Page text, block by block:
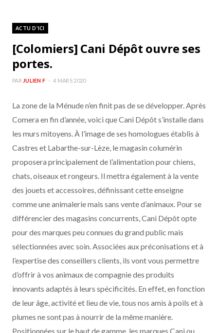
ACTU D'ICI
[Colomiers] Cani Dépôt ouvre ses
portes.
PAR JULIEN F 4 MARS 2020
La zone de la Ménude n’en finit pas de se développer. Après
Comera en fin d’année, voici que Cani Dépôt s’installe dans
les murs mitoyens. À l’image de ses homologues établis à
Castres et Labarthe-sur-Lèze, le magasin columérin
proposera principalement de l’alimentation pour chiens,
chats, oiseaux et rongeurs. Il mettra également à la vente
des jouets et accessoires, définissant cette enseigne
comme une animalerie mais sans vente d’animaux. Pour se
différencier des magasins concurrents, Cani Dépôt opte
pour des marques peu connues du grand public mais
sélectionnées avec soin. Associées aux préconisations et à
l’expertise des conseillers clients, ils vont vous permettre
d’offrir à vos animaux de compagnie des produits
innovants adaptés à leurs spécificités. En effet, en fonction
de leur âge, activité et lieu de vie, tous nos amis à poils et à
plumes ne sont pas à nourrir de la même manière.
Positionnées sur le haut de gamme, les marques Cani ou